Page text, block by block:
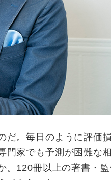
だ。毎日のように評価
門家でも予測が困難な
。120冊以上の著書・